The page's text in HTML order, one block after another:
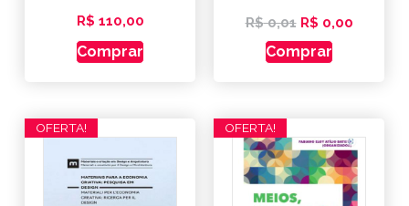
R$ 110,00
Comprar
R$0,01 R$ 0,00
Comprar
OFERTA! OFERTA!